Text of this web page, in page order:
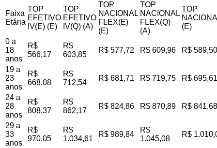
Faixa
Etária
TOP
EFETIVO
IV(E) (E)
TOP
EFETIVO
IV(Q) (A)
TOP
NACIONAL
FLEX(E)
(E)
TOP
NACIONAL
FLEX(Q)
(A)
TOP
(E)
0 a
18
anos
R$
566,17
R$
603,85
R$ 577,72 R$ 609,96 R$ 589,50
19 a
23
anos
R$
668,08
R$
712,54
R$ 681,71 R$ 719,75 R$ 695,61
24 a
28
anos
R$
808,37
R$
862,17
R$ 824,86 R$ 870,89 R$ 841,68
29 a
33
anos
R$
970,05
R$
1.034,61
R$ 989,84
R$
1.045,08
R$